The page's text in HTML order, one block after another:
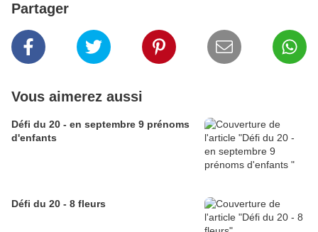
Partager
Vous aimerez aussi
Défi du 20 - en septembre 9 prénoms
d'enfants
Défi du 20 - 8 fleurs